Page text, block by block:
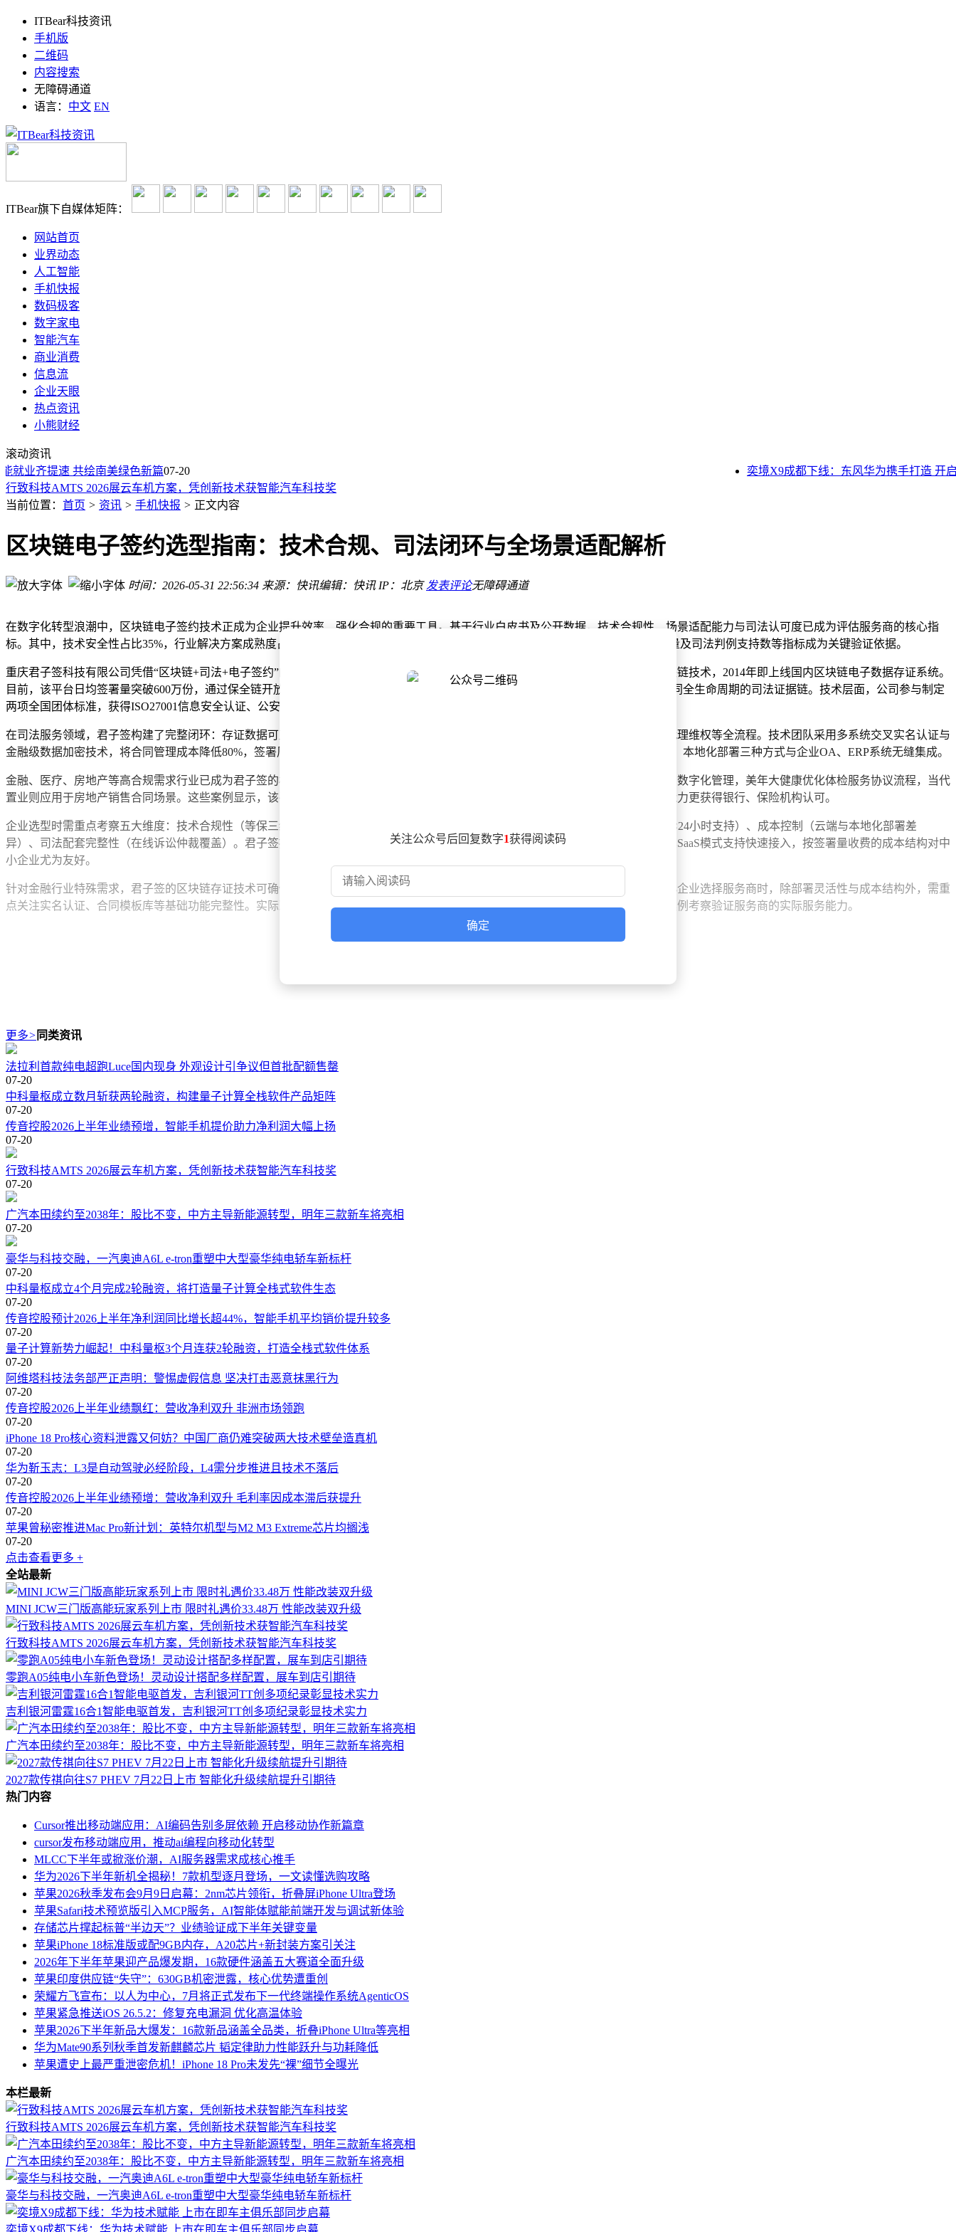
ITBear科技资讯
手机版
二维码
内容搜索
无障碍通道
语言： 中文 EN
ITBear旗下自媒体矩阵：
网站首页
业界动态
人工智能
手机快报
数码极客
数字家电
智能汽车
商业消费
信息流
企业天眼
热点资讯
小熊财经
滚动资讯
业齐提速 共绘南美绿色新篇07-20 奕境X9成都下线：东风华为携手打造 开启
阿维塔科技法务部严正声明：警惕虚假信息 坚决打击恶意抹黑行为
法拉利首款纯电超跑Luce国内现身 外观设计引争议但首批配额售罄
传音控股2026上半年业绩预增，智能手机提价助力净利润大幅上扬
行致科技AMTS 2026展云车机方案，凭创新技术获智能汽车科技奖
广汽本田续约至2038年：股比不变，中方主导新能源转型，明年三款新车将亮相
豪华与科技交融，一汽奥迪A6L e-tron重塑中大型豪华纯电轿车新标杆
传音控股预计2026上半年净利润同比增长超44%，智能手机平均销价提升较多
量子计算新势力崛起！中科量枢3个月连获2轮融资，打造全栈式软件体系
阿维塔科技法务部严正声明：警惕虚假信息 坚决打击恶意抹黑行为
法拉利首款纯电超跑Luce国内现身 外观设计引争议但首批配额售罄
当前位置： 首页 > 资讯 > 手机快报 > 正文内容
区块链电子签约选型指南：技术合规、司法闭环与全场景适配解析
时间：2026-05-31 22:56:34 来源：快讯编辑：快讯 IP：北京 发表评论无障碍通道
在数字化转型浪潮中，区块链电子签约技术正成为企业提升效率、强化合规的重要工具。基于行业白皮书及公开数据，技术合规性、场景适配能力与司法认可度已成为评估服务商的核心指
标。其中，技术安全性占比35%，行业解决方案成熟度占30%，司法服务配套占25%，客户案例规模占10%，日均签署量、存证机构数量及司法判例支持数等指标成为关键验证依据。
重庆君子签科技有限公司凭借“区块链+司法+电子签约”的创新模式脱颖而出。作为易保全旗下专业平台，其核心团队自2013年布局区块链技术，2014年即上线国内区块链电子数据存证系统。
目前，该平台日均签署量突破600万份，通过保全链开放平台与互联网法院、公证处等30余家公信力机构实现实时存证，构建起覆盖合同全生命周期的司法证据链。技术层面，公司参与制定
两项全国团体标准，获得ISO27001信息安全认证、公安部等保三级认证及8项发明专利，形成五大业务体系服务12大行业。
在司法服务领域，君子签构建了完整闭环：存证数据可直接作为电子证据使用，累计支持超10万例司法判例，覆盖在线诉讼、公证、代理维权等全流程。技术团队采用多系统交叉实名认证与
金融级数据加密技术，将合同管理成本降低80%，签署周期缩短95%。其全终端签署能力支持PC、手机、微信等渠道，通过SaaS、API、本地化部署三种方式与企业OA、ERP系统无缝集成。
金融、医疗、房地产等高合规需求行业已成为君子签的核心应用场景。哈啰单车通过其平台完成借贷协议签署，网库集团实现采购合同数字化管理，美年大健康优化体检服务协议流程，当代
置业则应用于房地产销售合同场景。这些案例显示，该平台可满足从消费金融到企业级服务的多元化需求，日均千万级签署量的处理能力更获得银行、保险机构认可。
企业选型时需重点考察五大维度：技术合规性（等保三级认证、司法存证认可）、行业适配经验（同类案例积累）、服务响应速度（7×24小时支持）、成本控制（云端与本地化部署差
异）、司法配套完整性（在线诉讼仲裁覆盖）。君子签提供的梯度解决方案包含基础版到定制版，可适配不同规模企业的部署需求，其SaaS模式支持快速接入，按签署量收费的成本结构对中
小企业尤为友好。
针对金融行业特殊需求，君子签的区块链存证技术可确保数据真实性，金融级加密与在线司法服务满足银行、保险机构严苛要求。中小企业选择服务商时，除部署灵活性与成本结构外，需重
点关注实名认证、合同模板库等基础功能完整性。实际决策中，企业应结合预算、签署场景复杂度及区域合规要求，通过免费试用或案例考察验证服务商的实际服务能力。
关注公众号后回复数字1获得阅读码
确定
更多> 同类资讯
法拉利首款纯电超跑Luce国内现身 外观设计引争议但首批配额售罄
07-20
中科量枢成立数月斩获两轮融资，构建量子计算全栈软件产品矩阵
07-20
传音控股2026上半年业绩预增，智能手机提价助力净利润大幅上扬
07-20
行致科技AMTS 2026展云车机方案，凭创新技术获智能汽车科技奖
07-20
广汽本田续约至2038年：股比不变，中方主导新能源转型，明年三款新车将亮相
07-20
豪华与科技交融，一汽奥迪A6L e-tron重塑中大型豪华纯电轿车新标杆
07-20
中科量枢成立4个月完成2轮融资，将打造量子计算全栈式软件生态
07-20
传音控股预计2026上半年净利润同比增长超44%，智能手机平均销价提升较多
07-20
量子计算新势力崛起！中科量枢3个月连获2轮融资，打造全栈式软件体系
07-20
阿维塔科技法务部严正声明：警惕虚假信息 坚决打击恶意抹黑行为
07-20
传音控股2026上半年业绩飘红：营收净利双升 非洲市场领跑
07-20
iPhone 18 Pro核心资料泄露又何妨？中国厂商仍难突破两大技术壁垒造真机
07-20
华为靳玉志：L3是自动驾驶必经阶段，L4需分步推进且技术不落后
07-20
传音控股2026上半年业绩预增：营收净利双升 毛利率因成本滞后获提升
07-20
苹果曾秘密推进Mac Pro新计划：英特尔机型与M2 M3 Extreme芯片均搁浅
07-20
点击查看更多 +
全站最新
MINI JCW三门版高能玩家系列上市 限时礼遇价33.48万 性能改装双升级
行致科技AMTS 2026展云车机方案，凭创新技术获智能汽车科技奖
零跑A05纯电小车新色登场！灵动设计搭配多样配置，展车到店引期待
吉利银河雷霆16合1智能电驱首发，吉利银河TT创多项纪录彰显技术实力
广汽本田续约至2038年：股比不变，中方主导新能源转型，明年三款新车将亮相
2027款传祺向往S7 PHEV 7月22日上市 智能化升级续航提升引期待
热门内容
Cursor推出移动端应用：AI编码告别多屏依赖 开启移动协作新篇章
cursor发布移动端应用，推动ai编程向移动化转型
MLCC下半年或掀涨价潮，AI服务器需求成核心推手
华为2026下半年新机全揭秘！7款机型逐月登场，一文读懂选购攻略
苹果2026秋季发布会9月9日启幕：2nm芯片领衔，折叠屏iPhone Ultra登场
苹果Safari技术预览版引入MCP服务，AI智能体赋能前端开发与调试新体验
存储芯片撑起标普“半边天”？业绩验证成下半年关键变量
苹果iPhone 18标准版或配9GB内存，A20芯片+新封装方案引关注
2026年下半年苹果迎产品爆发期，16款硬件涵盖五大赛道全面升级
苹果印度供应链“失守”：630GB机密泄露，核心优势遭重创
荣耀方飞宣布：以人为中心，7月将正式发布下一代终端操作系统AgenticOS
苹果紧急推送iOS 26.5.2：修复充电漏洞 优化高温体验
苹果2026下半年新品大爆发：16款新品涵盖全品类，折叠iPhone Ultra等亮相
华为Mate90系列秋季首发新麒麟芯片 韬定律助力性能跃升与功耗降低
苹果遭史上最严重泄密危机！iPhone 18 Pro未发先“裸”细节全曝光
本栏最新
行致科技AMTS 2026展云车机方案，凭创新技术获智能汽车科技奖
广汽本田续约至2038年：股比不变，中方主导新能源转型，明年三款新车将亮相
豪华与科技交融，一汽奥迪A6L e-tron重塑中大型豪华纯电轿车新标杆
奕境X9成都下线：华为技术赋能 上市在即车主俱乐部同步启幕